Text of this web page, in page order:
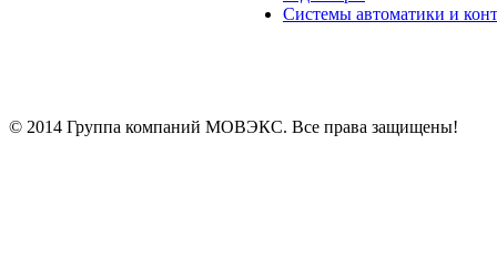
Системы автоматики и
© 2014 Группа компаний МОВЭКС. Все права защищены!